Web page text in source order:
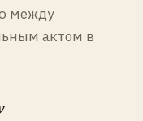
между
актом в